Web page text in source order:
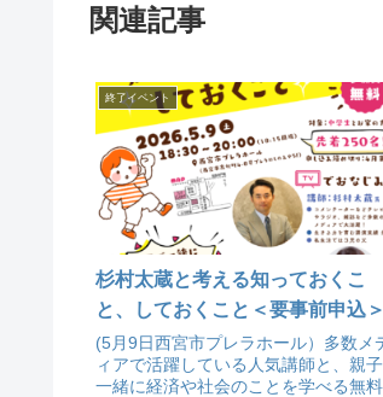
関連記事
終了イベント
杉村太蔵と考える知っておくこ
と、しておくこと＜要事前申込＞
(5月9日西宮市プレラホール）多数メ
ィアで活躍している人気講師と、親
一緒に経済や社会のことを学べる無料